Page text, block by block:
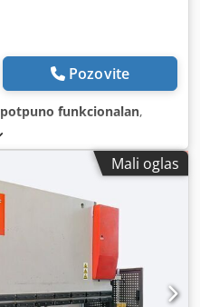
Pozovite
potpuno funkcionalan,
Mali oglas